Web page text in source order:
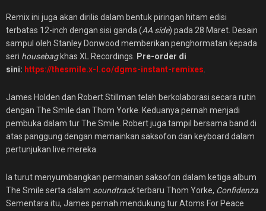
Remix ini juga akan dirilis dalam bentuk piringan hitam edisi
terbatas 12-inch dengan sisi ganda (AA side) pada 28 Maret. Desain
sampul oleh Stanley Donwood memberikan penghormatan kepada
seri housebagkhas XL Recordings.
Pre-order di
sini: https://thesmile.x-l.co/dgms-instant-remixes
James Holden dan Robert Stillman telah berkolaborasi secara rutin
dengan The Smile dan Thom Yorke. Keduanya pernah menjadi
pembuka dalam tur The Smile. Robert juga tampil bersama band di
atas panggung dengan memainkan saksofon dan keyboard dalam
pertunjukan live mereka.
Ia turut menyumbangkan permainan saksofon dalam ketiga album
The Smile serta dalam soundtrackterbaru Thom Yorke, Confidenza
Sementara itu, James pernah mendukung tur Atoms For Peace